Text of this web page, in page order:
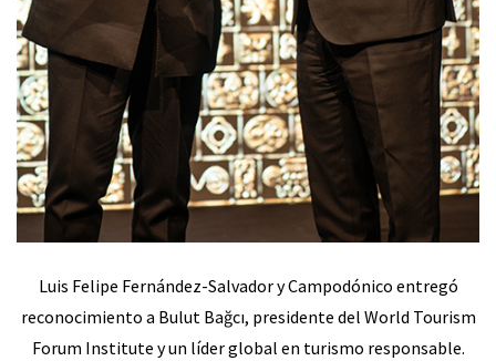
Luis Felipe Fernández-Salvador y Campodónico entregó
reconocimiento a Bulut Bağcı, presidente del World Tourism
Forum Institute y un líder global en turismo responsable.